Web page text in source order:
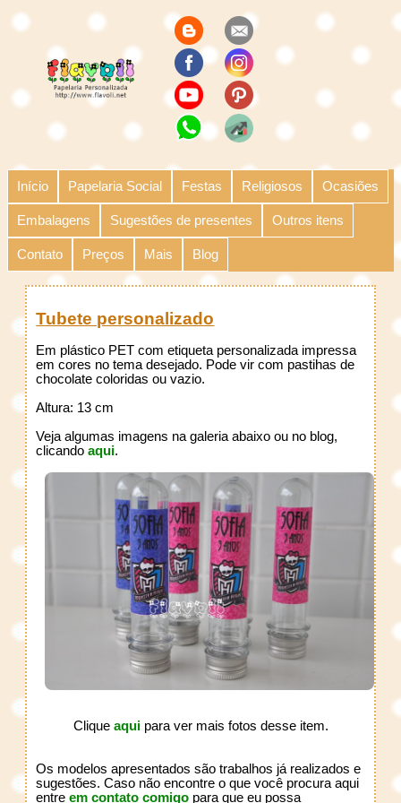
Início Papelaria Social Festas Religiosos Ocasiões
Embalagens Sugestões de presentes Outros itens
Contato Preços Mais Blog
Tubete personalizado
Em plástico PET com etiqueta personalizada impressa
em cores no tema desejado. Pode vir com pastihas de
chocolate coloridas ou vazio.
Altura: 13 cm
Veja algumas imagens na galeria abaixo ou no blog,
clicandoaqui.
Clique aquipara ver mais fotos desse item.
Os modelos apresentados são trabalhos já realizados e
sugestões. Caso não encontre o que você procura aqui
entreem contato comigo para que eu possa